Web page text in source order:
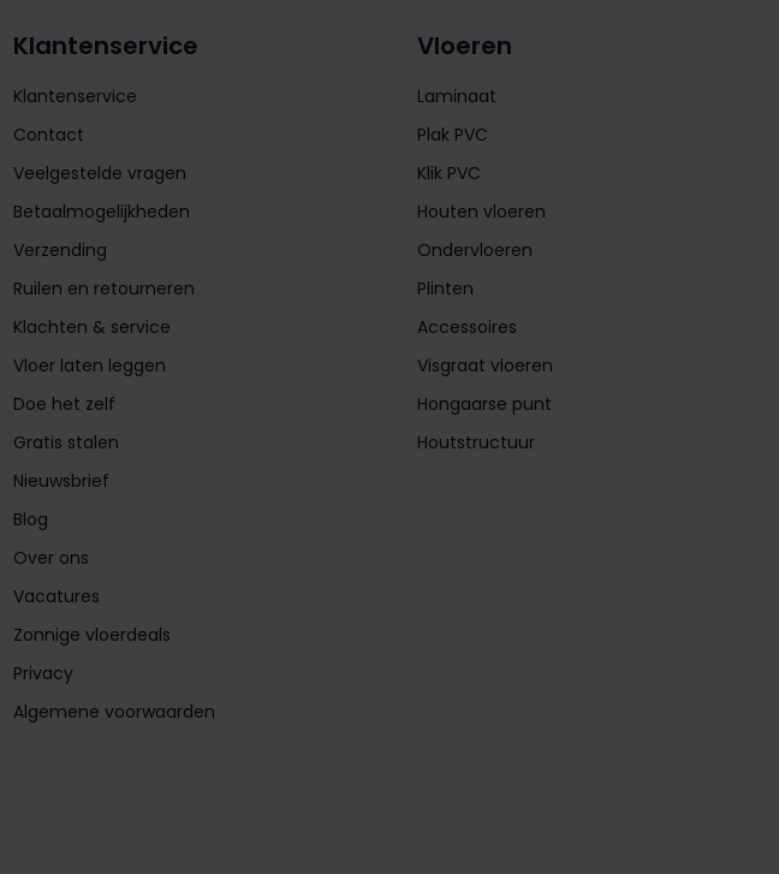
Klantenservice
Klantenservice
Contact
Veelgestelde vragen
Betaalmogelijkheden
Verzending
Ruilen en retourneren
Klachten & service
Vloer laten leggen
Doe het zelf
Gratis stalen
Nieuwsbrief
Blog
Over ons
Vacatures
Zonnige vloerdeals
Privacy
Algemene voorwaarden
Vloeren
Laminaat
Plak PVC
Klik PVC
Houten vloeren
Ondervloeren
Plinten
Accessoires
Visgraat vloeren
Hongaarse punt
Houtstructuur